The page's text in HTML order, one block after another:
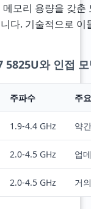
모리 용량을 갖
다. 기술적으로
5825U와 인접
주파수 주
1.9-4.4 GHz 약
2.0-4.5 GHz 업
2.0-4.5 GHz 거